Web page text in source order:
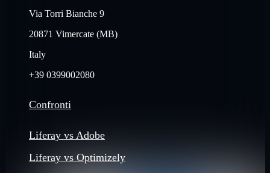
Via Torri Bianche 9
20871 Vimercate (MB)
Italy
+39 0399002080
Confronti
Liferay vs Adobe
Liferay vs Optimizely